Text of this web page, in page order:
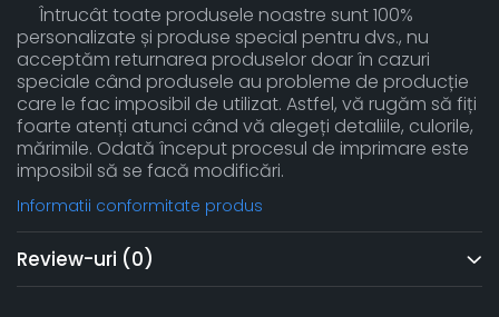
Întrucât toate produsele noastre sunt 100%
personalizate și produse special pentru dvs., nu
acceptăm returnarea produselor doar în cazuri
speciale când produsele au probleme de producție
care le fac imposibil de utilizat. Astfel, vă rugăm să fiți
foarte atenți atunci când vă alegeți detaliile, culorile,
mărimile. Odată început procesul de imprimare este
imposibil să se facă modificări.
Informatii conformitate produs
Review-uri (0)